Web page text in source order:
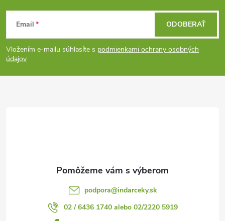
Z
á
p
Email
Vložením e-mailu súhlasíte s podmienkami ochrany osobných
údajov
ODOBERAŤ
podpora@indarceky.sk
02 / 6436 1740 alebo 02/2220 5919